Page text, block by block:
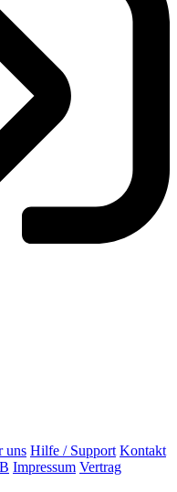
uns Hilfe / Support Kontakt
Impressum Vertrag